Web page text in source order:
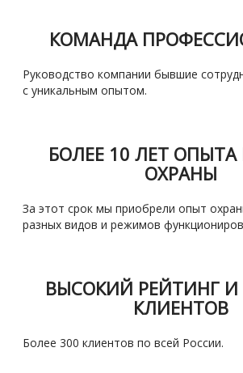
КОМАНДА
Руководство компании бывшие
с уникальным опытом.
БОЛЕЕ 10 ЛЕТ ОПЫТА
ОХРАНЫ
За этот срок мы приобрели опыт
разных видов и режимов
ВЫСОКИЙ РЕЙТИНГ
КЛИЕНТОВ
Более 300 клиентов по всей России.